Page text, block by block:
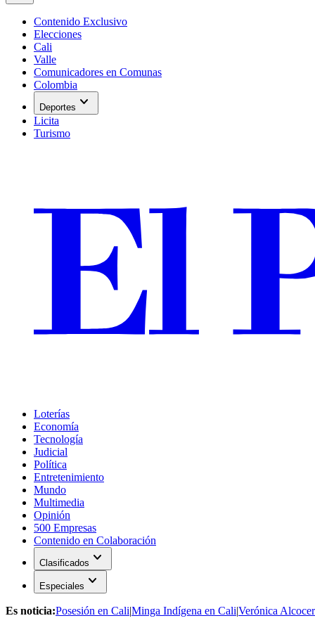
Contenido Exclusivo
Elecciones
Cali
Valle
Comunicadores en Comunas
Colombia
Deportes expand_more
Licita
Turismo
Loterías
Economía
Tecnología
Judicial
Política
Entretenimiento
Mundo
Multimedia
Opinión
500 Empresas
Contenido en Colaboración
Clasificados expand_more
Especiales expand_more
Es noticia:Posesión en Cali|Minga Indígena en Cali|Verónica Alcocer